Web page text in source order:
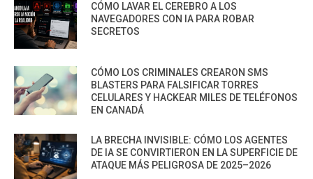
CÓMO LAVAR EL CEREBRO A LOS
NAVEGADORES CON IA PARA ROBAR
SECRETOS
CÓMO LOS CRIMINALES CREARON SMS
BLASTERS PARA FALSIFICAR TORRES
CELULARES Y HACKEAR MILES DE TELÉFONOS
EN CANADÁ
LA BRECHA INVISIBLE: CÓMO LOS AGENTES
DE IA SE CONVIRTIERON EN LA SUPERFICIE DE
ATAQUE MÁS PELIGROSA DE 2025–2026